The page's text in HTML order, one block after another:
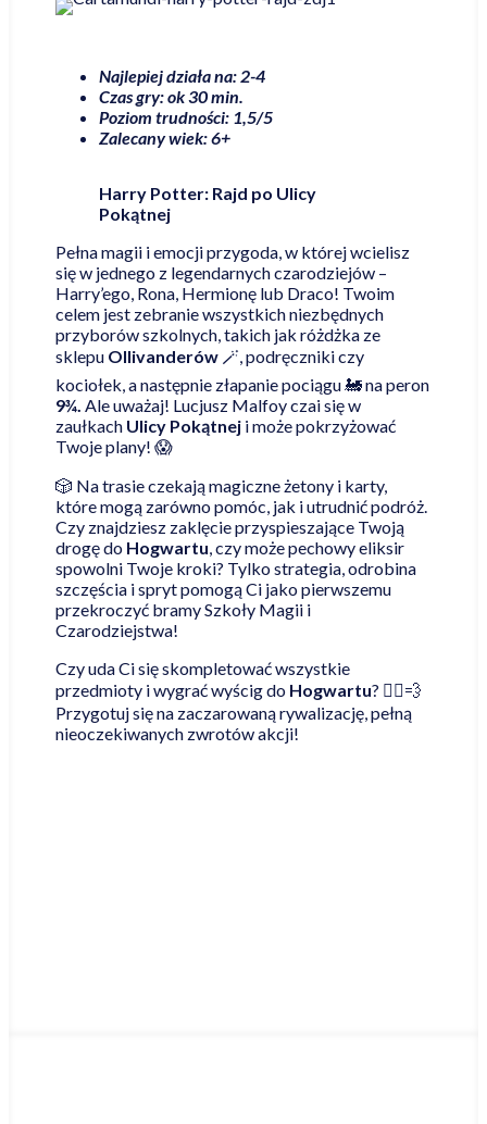
Najlepiej działa na: 2-4
Czas gry: ok 30 min.
Poziom trudności: 1,5/5
Zalecany wiek: 6+
Harry Potter: Rajd po Ulicy
Pokątnej
Pełna magii i emocji przygoda, w której wcielisz
się w jednego z legendarnych czarodziejów –
Harry’ego, Rona, Hermionę lub Draco! Twoim
celem jest zebranie wszystkich niezbędnych
przyborów szkolnych, takich jak różdżka ze
sklepu Ollivanderów 🪄, podręczniki czy
kociołek, a następnie złapanie pociągu 🚂 na peron
9¾. Ale uważaj! Lucjusz Malfoy czai się w
zaułkach Ulicy Pokątnej i może pokrzyżować
Twoje plany! 😱
🎲 Na trasie czekają magiczne żetony i karty,
które mogą zarówno pomóc, jak i utrudnić podróż.
Czy znajdziesz zaklęcie przyspieszające Twoją
drogę do Hogwartu, czy może pechowy eliksir
spowolni Twoje kroki? Tylko strategia, odrobina
szczęścia i spryt pomogą Ci jako pierwszemu
przekroczyć bramy Szkoły Magii i
Czarodziejstwa!
Czy uda Ci się skompletować wszystkie
przedmioty i wygrać wyścig do Hogwartu? 🏃‍♂️💨
Przygotuj się na zaczarowaną rywalizację, pełną
nieoczekiwanych zwrotów akcji!